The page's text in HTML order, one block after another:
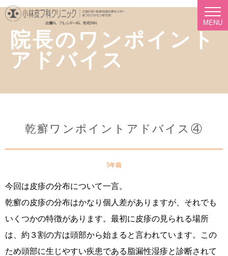
MENU
院長のワンポイント
アドバイス
乾癬ワンポイントアドバイス④
5年前
今回は皮疹の分布について一言。
乾癬の皮疹の分布はかなり個人差がありますが、それでも
いくつかの特徴があります。最初に皮疹の見られる場所
は、約３割の方は頭部から始まると言われています。この
ため頭部に生じやすい疾患である脂漏性湿疹と診断されて